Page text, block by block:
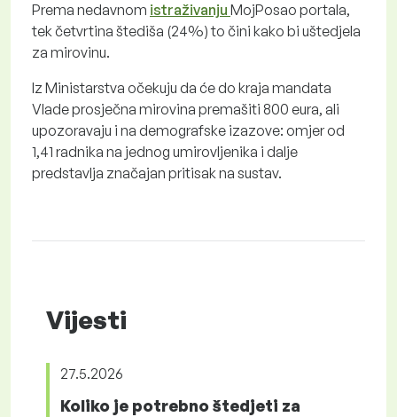
Prema nedavnom istraživanju MojPosao portala,
tek četvrtina štediša (24%) to čini kako bi uštedjela
za mirovinu.
Iz Ministarstva očekuju da će do kraja mandata
Vlade prosječna mirovina premašiti 800 eura, ali
upozoravaju i na demografske izazove: omjer od
1,41 radnika na jednog umirovljenika i dalje
predstavlja značajan pritisak na sustav.
Vijesti
27.5.2026
Koliko je potrebno štedjeti za